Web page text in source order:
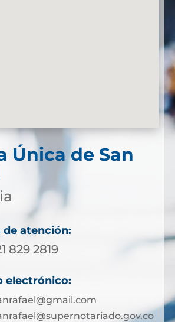
Única de San
de atención:
829 2819
electrónico: